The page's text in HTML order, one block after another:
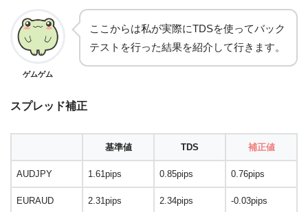
ゲムゲム
ここからは私が実際にTDSを使ってバック
テストを行った結果を紹介して行きます。
スプレッド補正
基準値 TDS 補正値
AUDJPY 1.61pips 0.85pips 0.76pips
EURAUD 2.31pips 2.34pips -0.03pips